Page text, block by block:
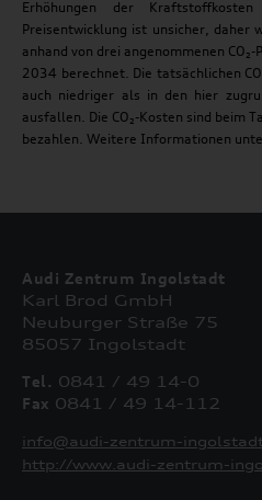
Erhöhungen der
Preisentwicklung ist unsicher, daher
anhand von drei angenommenen
2034 berechnet. Die tatsächlichen
auch niedriger als in den hier
ausfallen. Die CO₂-Kosten sind beim
bezahlen. Weitere Informationen
Audi Zentrum Ingolstadt
Karl Brod GmbH
Neuburger Straße 75
85057 Ingolstadt
Tel. 0841 / 49 14-0
Fax 0841 / 49 14-112
info@audi-zentrum-
http://www.audi-zentrum-